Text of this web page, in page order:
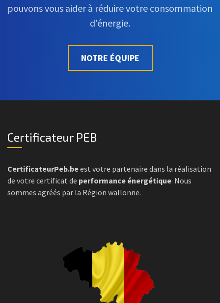
pouvons vous aider à réduire votre consommation
d'énergie.
NOTRE ÉQUIPE
Certificateur PEB
CertificateurPeb.beest votre partenaire dans la réalisation
de votre certificat de performance énergétique. Nous
sommes agréés par la Région wallonne.